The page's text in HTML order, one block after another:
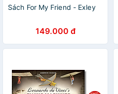
Sách For My Friend - Exley
149.000 đ